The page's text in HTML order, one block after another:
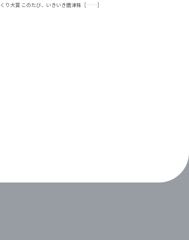
くり大賞 このたび、いきいき唐津株［……］